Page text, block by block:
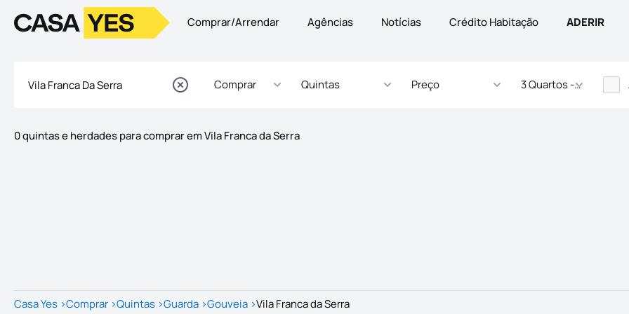
LogoIr para a homepage Comprar/Arrendar Agências Notícias Crédito Habitação ADERIR
Comprar Quintas Preço 3 Quartos - ... Quartos
0 quintas e herdades para comprar em Vila Franca da Serra
Casa Yes >Comprar >Quintas >Guarda >Gouveia >Vila Franca da Serra